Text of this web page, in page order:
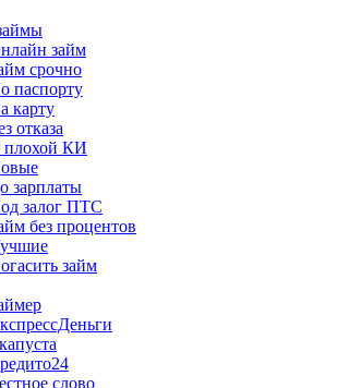
займ
срочно
паспорту
карту
отказа
КИ
зарплаты
залог ПТС
без процентов
займ
слово